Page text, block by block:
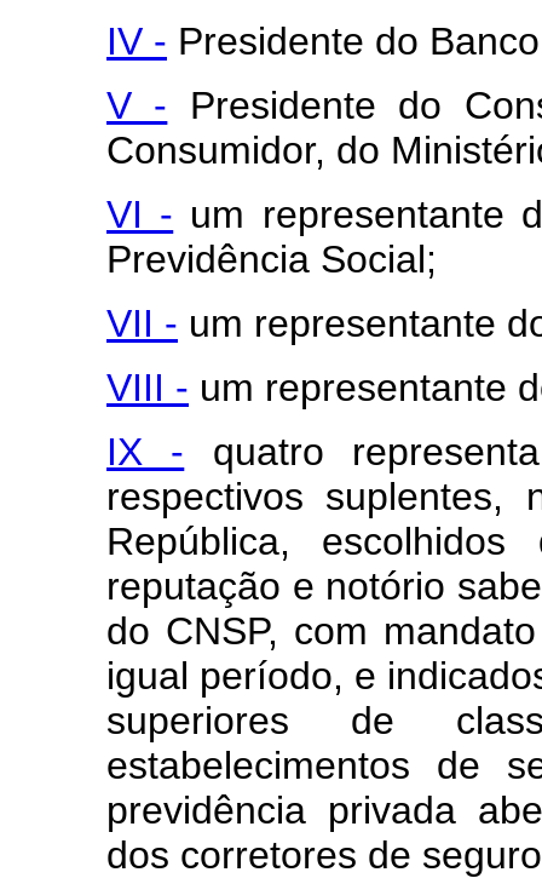
IV - Presidente do
V - Presidente do
Consumidor, do
VI - um representante
Previdência Social;
VII - um representante
VIII - um representante
IX - quatro
respectivos suplentes,
República,
reputação e notório
do CNSP, com
igual período, e
superiores de
estabelecimentos de
previdência privada
dos corretores de